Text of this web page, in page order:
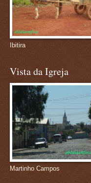
Ibitira
Vista da Igreja
Martinho Campos